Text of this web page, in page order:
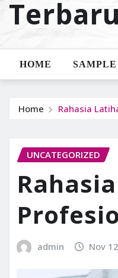
Terbaru
HOME SAMPLE
Home Rahasia
UNCATEGORIZED
admin Nov